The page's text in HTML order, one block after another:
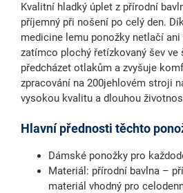
Kvalitní hladký úplet z přírodní
příjemný při nošení po celý den.
medicine lemu ponožky netlačí
zatímco plochý řetízkovaný šev ve
předcházet otlakům a zvyšuje
zpracování na 200jehlovém stroji
vysokou kvalitu a dlouhou
Hlavní přednosti těchto
Dámské ponožky pro
Materiál: přírodní bavlna –
materiál vhodný pro